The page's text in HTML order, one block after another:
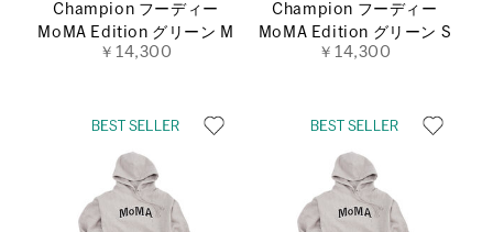
Champion フーディー
MoMA Edition グリーン M
￥14,300
Champion フーディー
MoMA Edition グリーン S
￥14,300